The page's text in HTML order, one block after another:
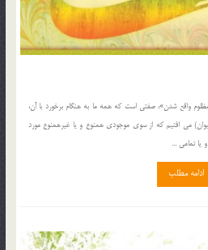
واقع شدن»، صفتي است كه همه ما به هنگام برخورد با آن،
مي افتيم كه از سوي موجودي همنوع و يا غيرهمنوع مورد
يا تمامي ...
ادامه مطلب